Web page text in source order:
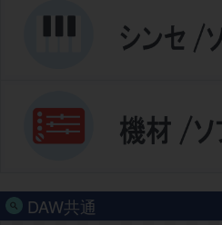
DAW共通